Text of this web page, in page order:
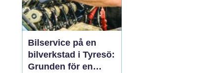
Bilservice på en
bilverkstad i Tyresö:
Grunden för en